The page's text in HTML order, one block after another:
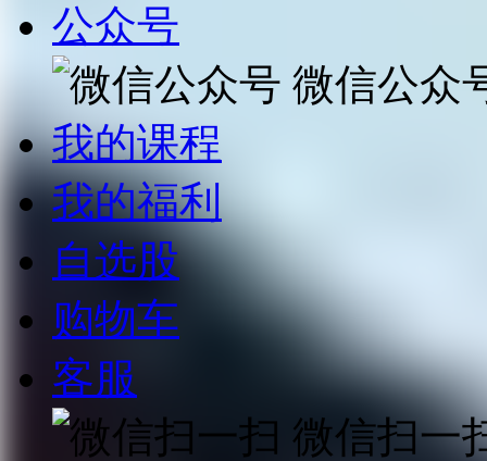
公众号
微信公众
我的课程
我的福利
自选股
购物车
客服
微信扫一